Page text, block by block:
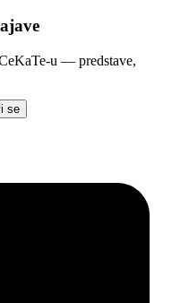
u — predstave,
se